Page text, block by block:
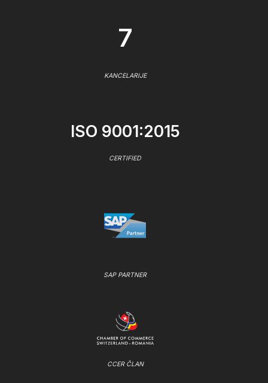
7
KANCELARIJE
ISO 9001:2015
CERTIFIED
SAP PARTNER
CCER ČLAN